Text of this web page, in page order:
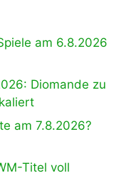
am 6.8.2026
Diomande zu
am 7.8.2026?
Titel voll